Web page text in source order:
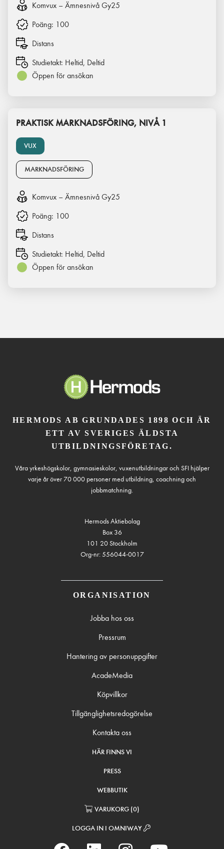
Komvux – Ämnesnivå Gy25
Poäng: 100
Distans
Studietakt: Heltid, Deltid
Öppen för ansökan
VUX
PRAKTISK MARKNADSFÖRING, NIVÅ 1
MARKNADSFÖRING
Komvux – Ämnesnivå Gy25
Poäng: 100
Distans
Studietakt: Heltid, Deltid
Öppen för ansökan
HERMODS AB GRUNDADES 1898 OCH ÄR
ETT AV SVERIGES ÄLDSTA
UTBILDNINGSFÖRETAG.
Våra yrkeshögskolor, gymnasieskolor, vuxenutbildningar och SFI hjälper
varje år över 70 000 personer med utbildning, coachning och
jobbmatchning.
Hermods Aktiebolag
Box 36
101 20 Stockholm
Org-nr: 556044-0017
ORGANISATION
Jobba hos oss
Pressrum
Hantering av personuppgifter
AcadeMedia
Köpvillkor
Tillgänglighetsredogörelse
Kontakta oss
HÄR FINNS VI
PRESS
WEBBUTIK
VARUKORG (0)
LOGGA IN I OMNIWAY